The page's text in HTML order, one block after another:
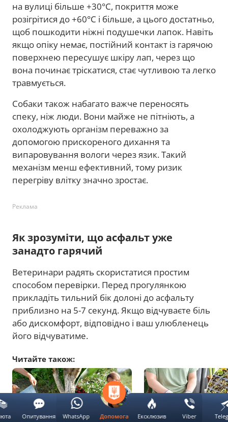
на вулиці більше +30°C, покриття може
розігрітися до +60°C і більше, а цього достатньо,
щоб пошкодити ніжні подушечки лапок. Навіть
якщо опіку немає, постійний контакт із гарячою
поверхнею пересушує шкіру лап, через що
вона починає тріскатися, стає чутливою та легко
травмується.
Собаки також набагато важче переносять
спеку, ніж люди. Вони майже не пітніють, а
охолоджують організм переважно за
допомогою прискореного дихання та
випаровування вологи через язик. Такий
механізм менш ефективний, тому ризик
перегріву влітку значно зростає.
Реклама
Як зрозуміти, що асфальт уже
занадто гарячий
Ветеринари радять скористатися простим
способом перевірки. Перед прогулянкою
прикладіть тильний бік долоні до асфальту
приблизно на 5-7 секунд. Якщо відчуваєте біль
або дискомфорт, відповідно і ваш улюбленець
його відчуватиме.
Читайте також:
Допомога Ексклюзив Viber
Опитування WhatsApp